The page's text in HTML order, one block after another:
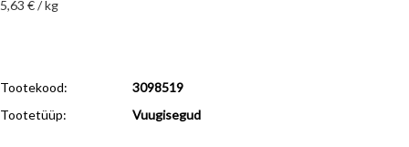
5,63 € / kg
Tootekood:
3098519
Tootetüüp:
Vuugisegud